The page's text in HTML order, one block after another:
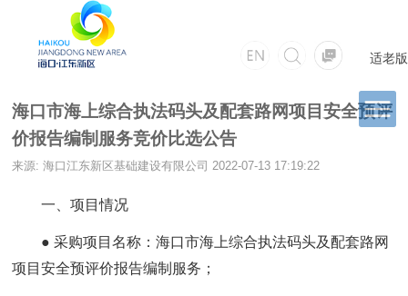
适老版
海口市海上综合执法码头及配套路网项目安全预评
价报告编制服务竞价比选公告
来源: 海口江东新区基础建设有限公司 2022-07-13 17:19:22
一、项目情况
● 采购项目名称：海口市海上综合执法码头及配套路网
项目安全预评价报告编制服务；